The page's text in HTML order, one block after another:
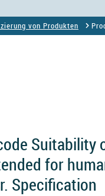
von Produkten
Suitability
for
Specification